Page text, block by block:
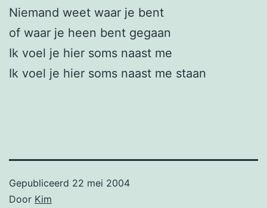
Niemand weet waar je bent
of waar je heen bent gegaan
Ik voel je hier soms naast me
Ik voel je hier soms naast me staan
Gepubliceerd 22 mei 2004
Door Kim